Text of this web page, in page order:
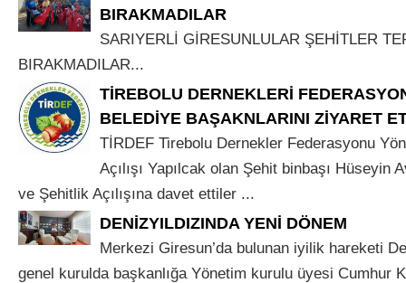
BIRAKMADILAR
SARIYERLİ GİRESUNLULAR ŞEHİTLER
BIRAKMADILAR...
TİREBOLU DERNEKLERİ
BELEDİYE BAŞAKNLARINI ZİYARET
TİRDEF Tirebolu Dernekler Federasyonu
Açılışı Yapılcak olan Şehit binbaşı Hüseyin
ve Şehitlik Açılışına davet ettiler ...
DENİZYILDIZINDA YENİ DÖNEM
Merkezi Giresun’da bulunan iyilik hareketi
genel kurulda başkanlığa Yönetim kurulu üyesi Cumhur